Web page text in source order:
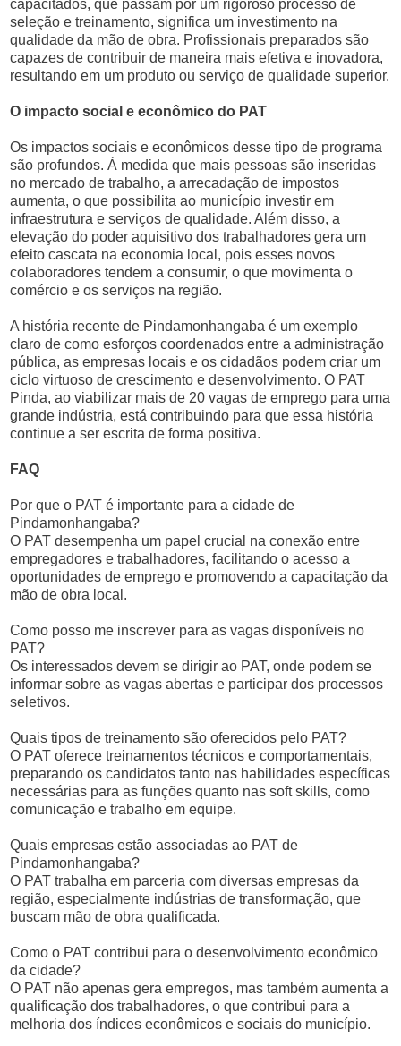
capacitados, que passam por um rigoroso processo de
seleção e treinamento, significa um investimento na
qualidade da mão de obra. Profissionais preparados são
capazes de contribuir de maneira mais efetiva e inovadora,
resultando em um produto ou serviço de qualidade superior.
O impacto social e econômico do PAT
Os impactos sociais e econômicos desse tipo de programa
são profundos. À medida que mais pessoas são inseridas
no mercado de trabalho, a arrecadação de impostos
aumenta, o que possibilita ao município investir em
infraestrutura e serviços de qualidade. Além disso, a
elevação do poder aquisitivo dos trabalhadores gera um
efeito cascata na economia local, pois esses novos
colaboradores tendem a consumir, o que movimenta o
comércio e os serviços na região.
A história recente de Pindamonhangaba é um exemplo
claro de como esforços coordenados entre a administração
pública, as empresas locais e os cidadãos podem criar um
ciclo virtuoso de crescimento e desenvolvimento. O PAT
Pinda, ao viabilizar mais de 20 vagas de emprego para uma
grande indústria, está contribuindo para que essa história
continue a ser escrita de forma positiva.
FAQ
Por que o PAT é importante para a cidade de
Pindamonhangaba?
O PAT desempenha um papel crucial na conexão entre
empregadores e trabalhadores, facilitando o acesso a
oportunidades de emprego e promovendo a capacitação da
mão de obra local.
Como posso me inscrever para as vagas disponíveis no
PAT?
Os interessados devem se dirigir ao PAT, onde podem se
informar sobre as vagas abertas e participar dos processos
seletivos.
Quais tipos de treinamento são oferecidos pelo PAT?
O PAT oferece treinamentos técnicos e comportamentais,
preparando os candidatos tanto nas habilidades específicas
necessárias para as funções quanto nas soft skills, como
comunicação e trabalho em equipe.
Quais empresas estão associadas ao PAT de
Pindamonhangaba?
O PAT trabalha em parceria com diversas empresas da
região, especialmente indústrias de transformação, que
buscam mão de obra qualificada.
Como o PAT contribui para o desenvolvimento econômico
da cidade?
O PAT não apenas gera empregos, mas também aumenta a
qualificação dos trabalhadores, o que contribui para a
melhoria dos índices econômicos e sociais do município.